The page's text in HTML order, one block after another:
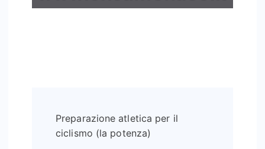
articoli
Preparazione atletica per il
ciclismo (la potenza)